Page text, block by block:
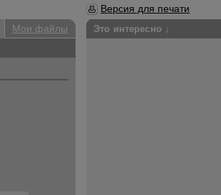
Версия для печати
Мои файлы
Это интересно ↓